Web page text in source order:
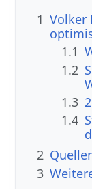
1 Volker
1.1
1.2
1.3
1.4
2
3